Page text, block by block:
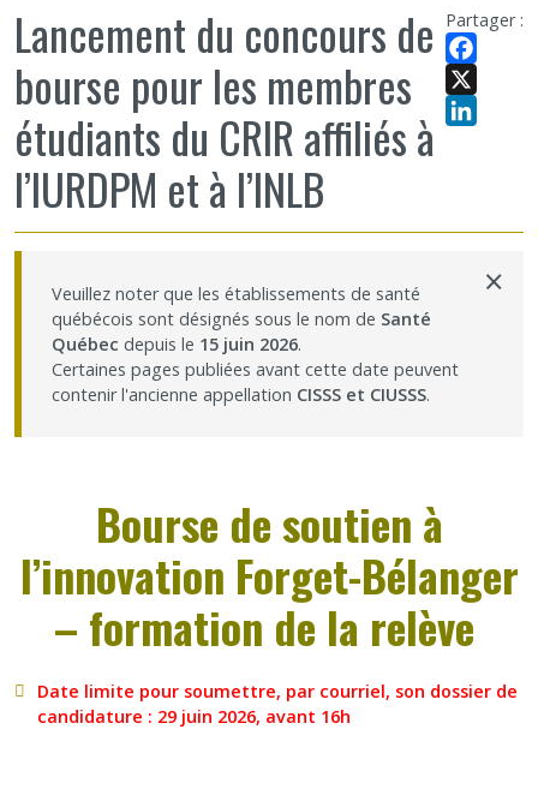
Partageons nos savoirs
Emplois et stages
Éthique
Plan du site
Partager :
Facebook
X
Lancement du concours de
bourse pour les membres
étudiants du CRIR affiliés à
l’IURDPM et à l’INLB
Veuillez noter que les établissements de santé
québécois sont désignés sous le nom de Santé
Québec depuis le 15 juin 2026.
Certaines pages publiées avant cette date peuvent
contenir l'ancienne appellation CISSS et CIUSSS.
×
Bourse de soutien à
l’innovation Forget-Bélanger
– formation de la relève
Date limite pour soumettre, par courriel, son dossier de
candidature : 29 juin 2026, avant 16h